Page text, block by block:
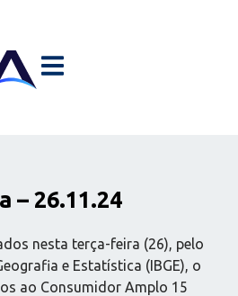
– 26.11.24
nesta terça-feira (26), pelo
e Estatística (IBGE), o
ao Consumidor Amplo 15